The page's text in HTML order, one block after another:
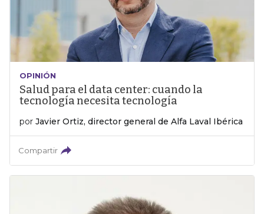
OPINIÓN
Salud para el data center: cuando la
tecnología necesita tecnología
por Javier Ortiz, director general de Alfa Laval Ibérica
Compartir